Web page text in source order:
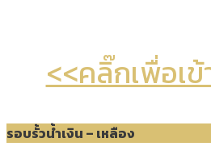
<<คลิ๊กเพื่อเ
รอบรั้วน้ำเงิน – เหลือง